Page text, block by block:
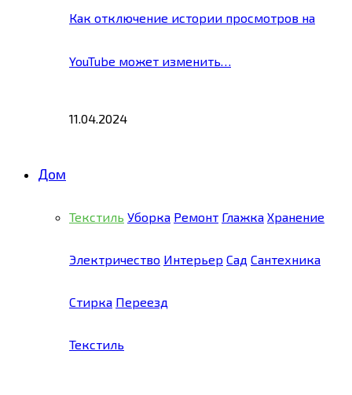
Как отключение истории просмотров на
YouTube может изменить…
11.04.2024
Дом
Текстиль Уборка Ремонт Глажка Хранение
Электричество Интерьер Сад Сантехника
Стирка Переезд
Текстиль